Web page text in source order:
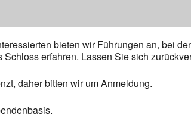
bieten wir Führungen an, bei
erfahren. Lassen Sie sich
daher bitten wir um Anmeldung.